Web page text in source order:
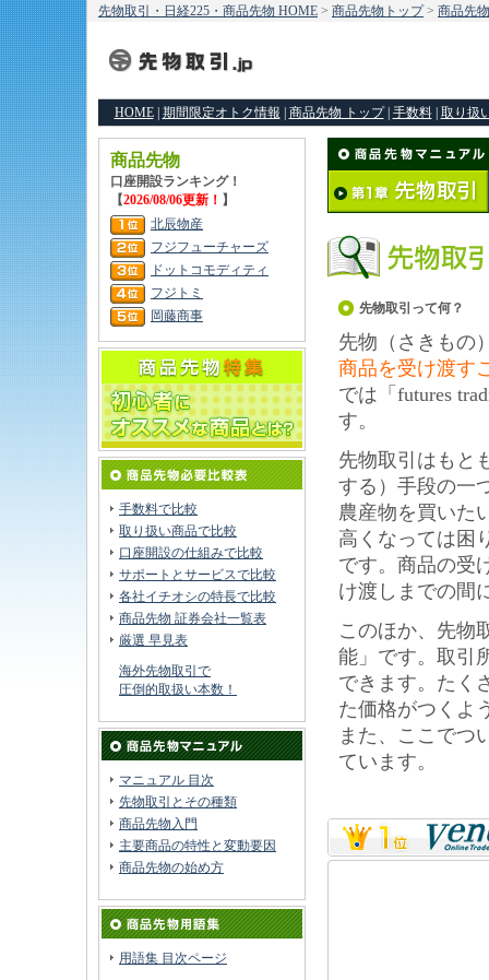
先物取引・日経225・商品先物 HOME > 商品先物トップ> 商品先
HOME| 期間限定オトク情報 商品先物 トップ| 手数料| 取り扱
商品先物
口座開設ランキング！
【2026/08/06更新！ 】
北辰物産
フジフューチャーズ
ドットコモディティ
フジトミ
岡藤商事
手数料で比較
取り扱い商品で比較
口座開設の仕組みで比較
サポートとサービスで比較
各社イチオシの特長で比較
商品先物 証券会社一覧表
厳選 早見表
海外先物取引で
圧倒的取扱い本数！
マニュアル 目次
先物取引とその種類
商品先物入門
主要商品の特性と変動要因
商品先物の始め方
用語集 目次ページ
先物取引って何？
先物（さきもの
商品を受け渡す
では「futures
す。
先物取引はもと
する）手段の一
農産物を買いた
高くなっては困
です。商品の受
け渡しまでの間
このほか、先物
能」です。取引
できます。たく
た価格がつくよ
また、ここでつ
ています。